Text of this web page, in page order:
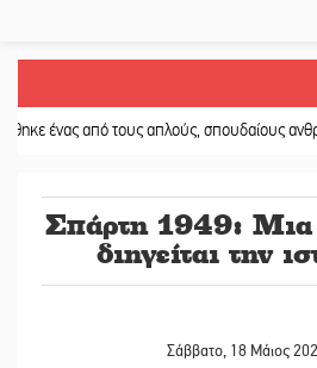
τους απλούς, σπουδαίους ανθρώπους
Σπάρτη 1949: Μια
διηγείται την
Σάββατο, 18 Μάιος